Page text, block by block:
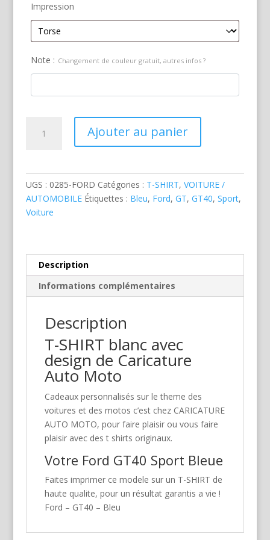
Impression
Note : Changement de couleur gratuit, autres infos ?
Ajouter au panier
UGS : 0285-FORD Catégories : T-SHIRT, VOITURE /
AUTOMOBILE Étiquettes : Bleu, Ford, GT, GT40, Sport,
Voiture
Description
Informations complémentaires
Description
T-SHIRT blanc avec
design de Caricature
Auto Moto
Cadeaux personnalisés sur le theme des
voitures et des motos c’est chez CARICATURE
AUTO MOTO, pour faire plaisir ou vous faire
plaisir avec des t shirts originaux.
Votre Ford GT40 Sport Bleue
Faites imprimer ce modele sur un T-SHIRT de
haute qualite, pour un résultat garantis a vie !
Ford – GT40 – Bleu